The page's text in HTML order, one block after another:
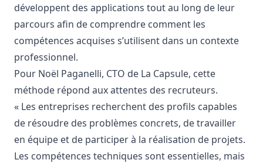
développent des applications tout au long de leur
parcours afin de comprendre comment les
compétences acquises s’utilisent dans un contexte
professionnel.
Pour Noël Paganelli, CTO de La Capsule, cette
méthode répond aux attentes des recruteurs.
« Les entreprises recherchent des profils capables
de résoudre des problèmes concrets, de travailler
en équipe et de participer à la réalisation de projets.
Les compétences techniques sont essentielles, mais